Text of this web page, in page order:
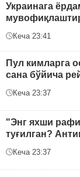
Украинага
Кеча 23:41
Пул кимларга
сана бўйича
Кеча 23:37
"Энг яхши
туғилган?
Кеча 23:37